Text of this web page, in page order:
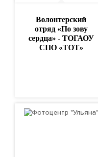
Волонтерский
отряд «По зову
сердца» - ТОГАОУ
СПО «ТОТ»